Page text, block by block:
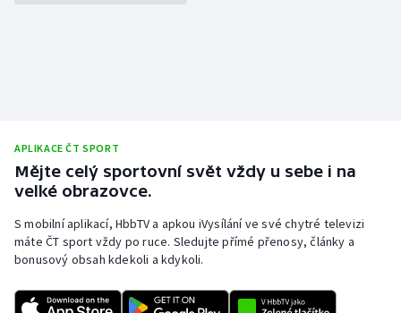
Triatlon
Vodní slalom
Volejbal
APLIKACE ČT SPORT
Mějte celý sportovní svět vždy u sebe i na
velké obrazovce.
S mobilní aplikací, HbbTV a apkou iVysílání ve své chytré televizi
máte ČT sport vždy po ruce. Sledujte přímé přenosy, články a
bonusový obsah kdekoli a kdykoli.